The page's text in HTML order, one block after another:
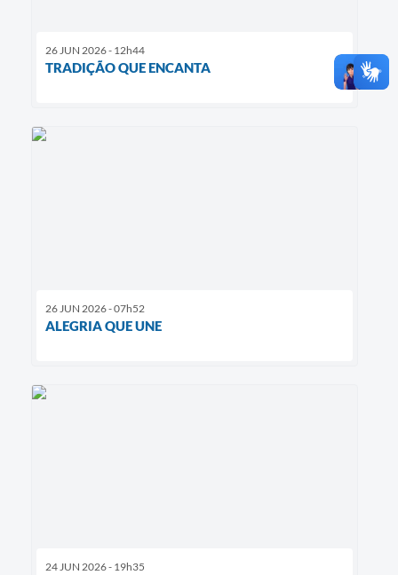
26 JUN 2026 - 12h44
TRADIÇÃO QUE ENCANTA
26 JUN 2026 - 07h52
ALEGRIA QUE UNE
24 JUN 2026 - 19h35